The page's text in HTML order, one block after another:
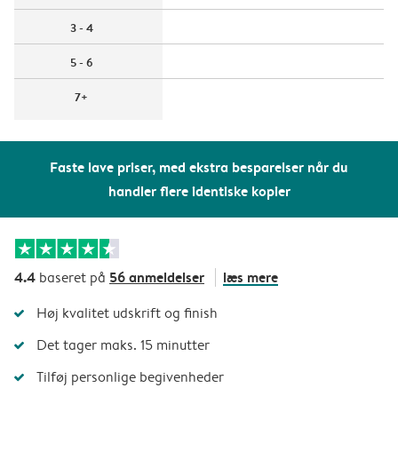
Faste lave priser, med ekstra besparelser når du
handler flere identiske kopier
3 - 4
5 - 6
7+
4.4 baseret på 56 anmeldelser læs mere
Høj kvalitet udskrift og finish
Det tager maks. 15 minutter
Tilføj personlige begivenheder